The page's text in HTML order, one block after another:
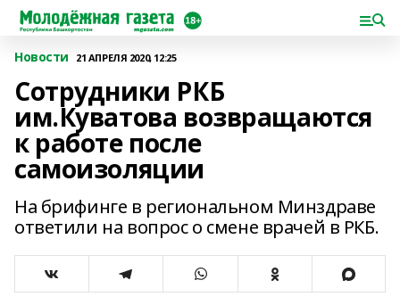
Новости 21 АПРЕЛЯ 2020, 12:25
Сотрудники РКБ
им.Куватова возвращаются
к работе после
самоизоляции
На брифинге в региональном Минздраве
ответили на вопрос о смене врачей в РКБ.